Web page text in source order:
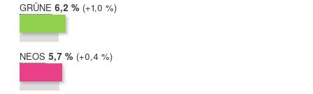
GRÜNE 2019:
6,2 %
2014:
5,2 %
Differenz:
+1,0 %
NEOS 2019:
5,7 %
2014:
5,3 %
Differenz:
+0,4 %